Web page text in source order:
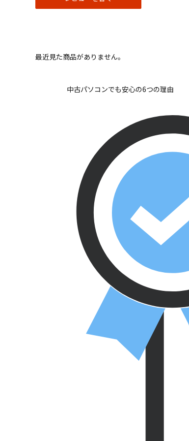
最近見た商品がありません。
中古パソコンでも安心の6つの理由